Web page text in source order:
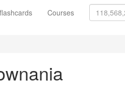
Courses